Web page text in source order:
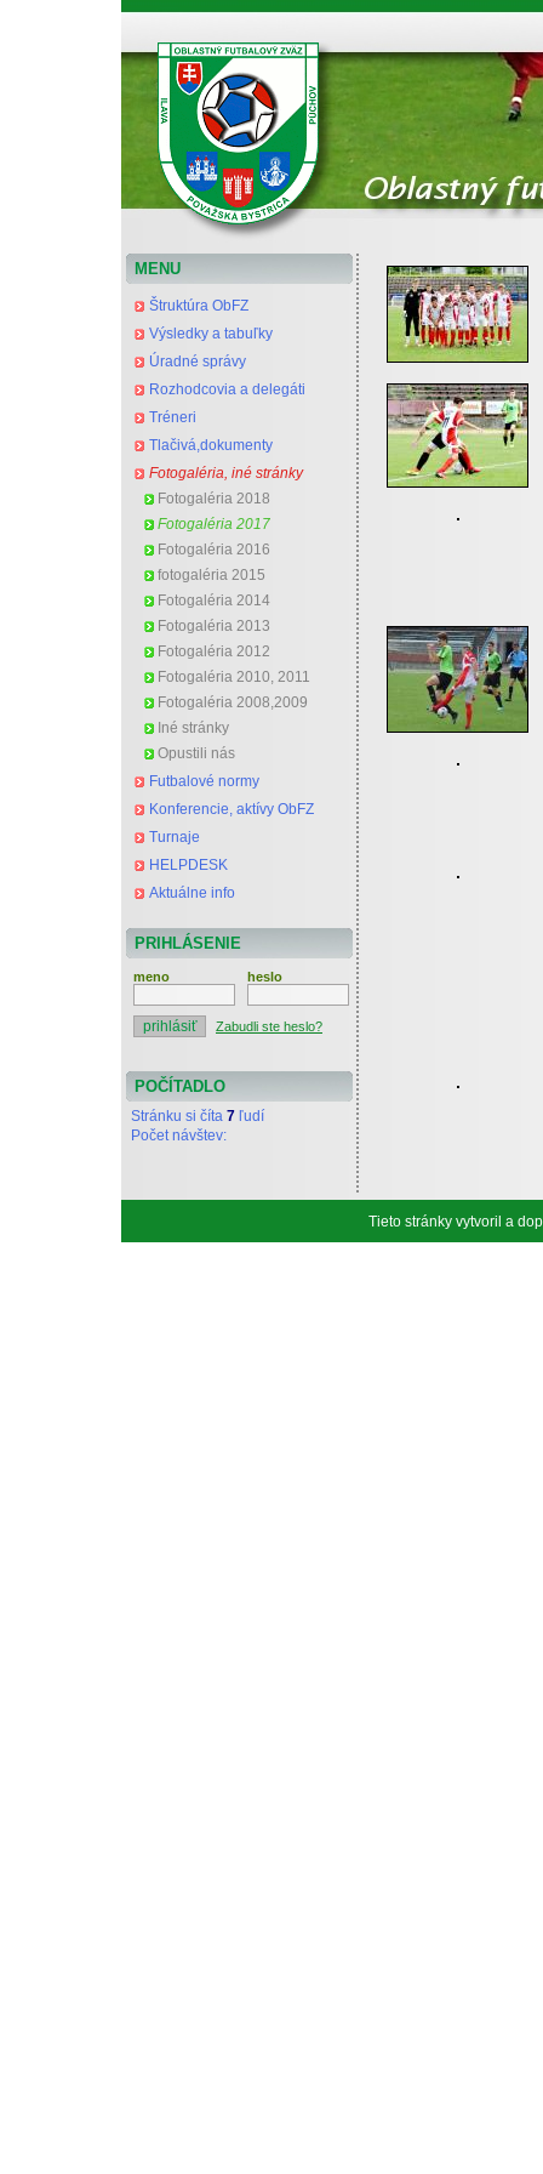
MENU
Štruktúra ObFZ
Výsledky a tabuľky
Úradné správy
Rozhodcovia a delegáti
Tréneri
Tlačivá,dokumenty
Fotogaléria, iné stránky
Fotogaléria 2018
Fotogaléria 2017
Fotogaléria 2016
fotogaléria 2015
Fotogaléria 2014
Fotogaléria 2013
Fotogaléria 2012
Fotogaléria 2010, 2011
Fotogaléria 2008,2009
Iné stránky
Opustili nás
Futbalové normy
Konferencie, aktívy ObFZ
Turnaje
HELPDESK
Aktuálne info
PRIHLÁSENIE
meno heslo
Zabudli ste heslo?
POČÍTADLO
Stránku si číta 7 ľudí
Počet návštev:
Tieto stránky vytvoril a